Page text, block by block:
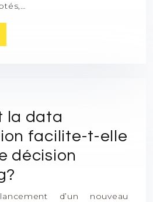
la data
facilite-t-elle
décision
d’un nouveau